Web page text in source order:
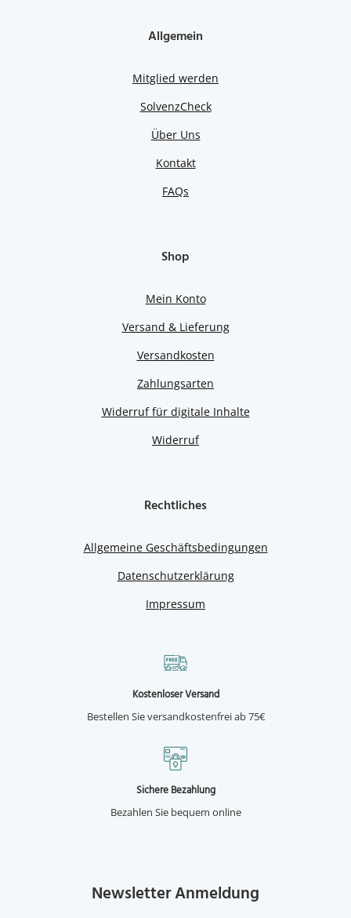
Allgemein
Mitglied werden
SolvenzCheck
Über Uns
Kontakt
FAQs
Shop
Mein Konto
Versand & Lieferung
Versandkosten
Zahlungsarten
Widerruf für digitale Inhalte
Widerruf
Rechtliches
Allgemeine Geschäftsbedingungen
Datenschutzerklärung
Impressum
Kostenloser Versand
Bestellen Sie versandkostenfrei ab 75€
Sichere Bezahlung
Bezahlen Sie bequem online
Newsletter Anmeldung